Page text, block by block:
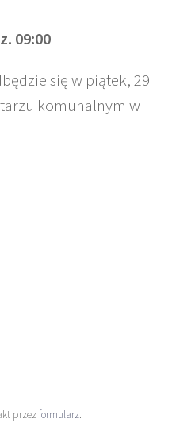
09:00
się w piątek, 29
komunalnym w
przezformularz.